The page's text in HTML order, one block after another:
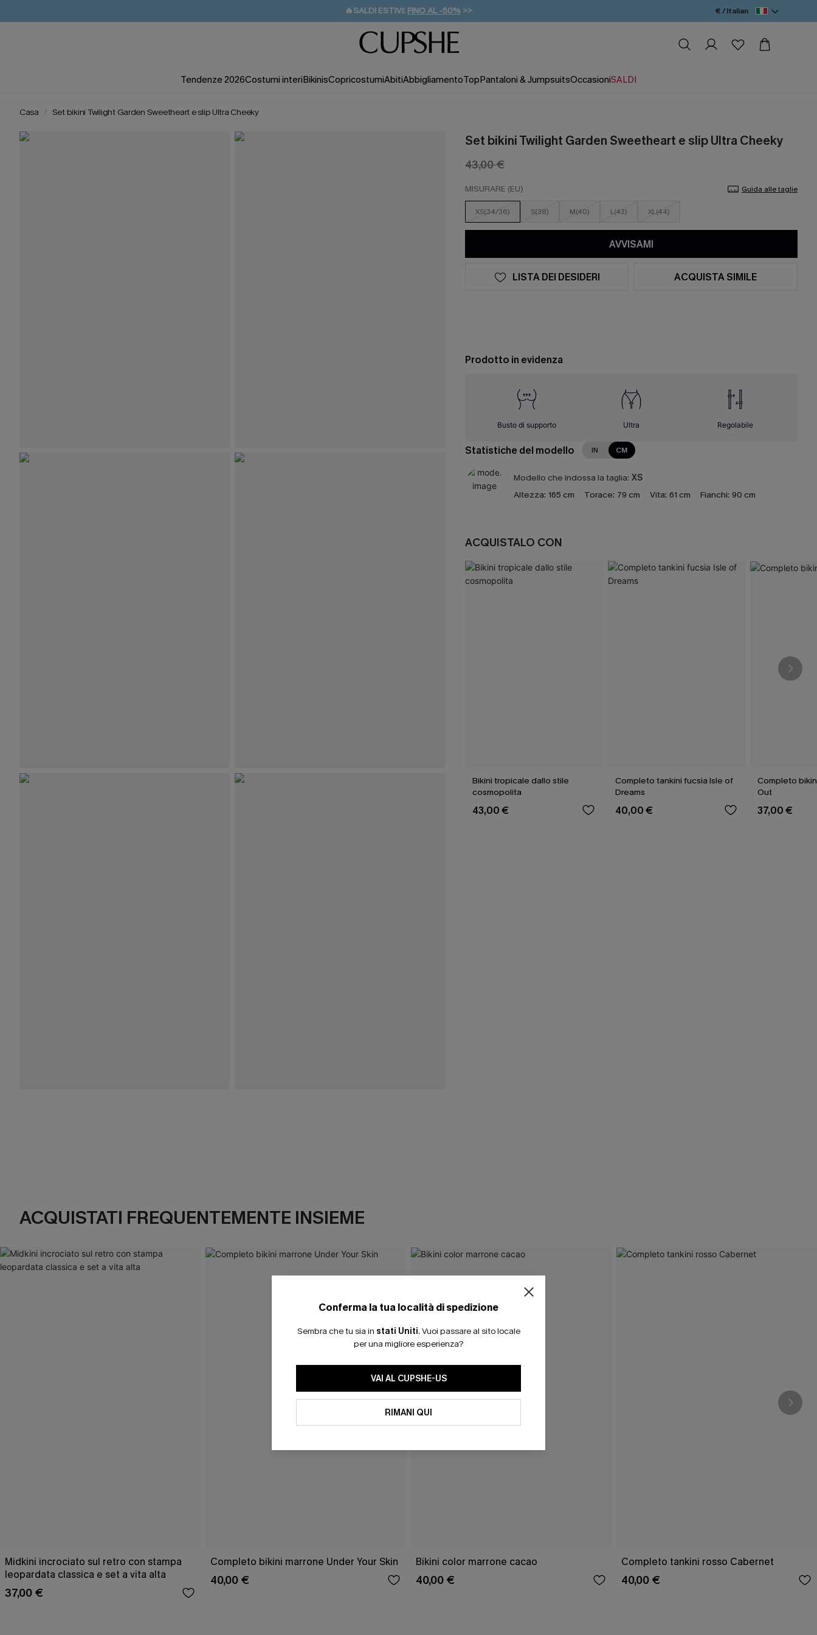
🔥SALDI ESTIVI: FINO AL -50% >>
🚚SPEDIZIONE GRATUITA DA 49€
💌REGALO PER I NUOVI: 20% DI SCONTO*
€ / Italian
Tendenze 2026Costumi interiBikinisCopricostumiAbitiAbbigliamentoTopPantaloni & JumpsuitsOccasioniSALDI
Casa Set bikini Twilight Garden Sweetheart e slip Ultra Cheeky
Set bikini Twilight Garden Sweetheart e slip Ultra Cheeky
43,00 €
MISURARE (EU) Guida alle taglie
XS(34/36) S(38) M(40) L(42) XL(44)
AVVISAMI
LISTA DEI DESIDERI ACQUISTA SIMILE
Prodotto in evidenza
Busto di supporto Ultra Regolabile
Statistiche del modello IN CM
Modello che indossa la taglia: XS
Altezza: 165 cm Torace: 79 cm Vita: 61 cm Fianchi: 90 cm
ACQUISTALO CON
Bikini tropicale dallo stile
cosmopolita
43,00 €
Completo tankini fucsia Isle of
Dreams
40,00 €
Completo
Out
37,00 €
ACQUISTATI FREQUENTEMENTE INSIEME
Midkini incrociato sul retro con stampa
leopardata classica e set a vita alta
37,00 €
Completo bikini marrone Under Your Skin
40,00 €
Bikini color marrone cacao
40,00 €
Completo tankini rosso Cabernet
40,00 €
Conferma la tua località di spedizione
Sembra che tu sia in stati Uniti. Vuoi passare al sito locale
per una migliore esperienza?
VAI AL CUPSHE-US
RIMANI QUI